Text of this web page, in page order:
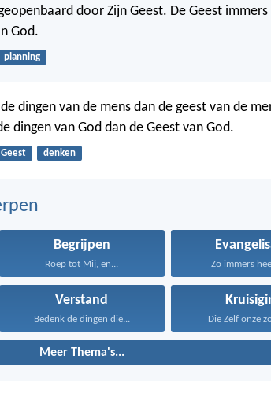
door Zijn Geest. De Geest
God.
planning
dingen van de mens dan de geest van de
dingen van God dan de Geest van God.
denken
Begrijpen
Roep tot Mij, en... Zo immers
Verstand
Bedenk de dingen die... Die Zelf onze
Meer Thema's...